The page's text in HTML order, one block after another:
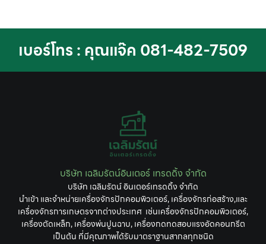
เบอร์โทร : คุณแจ๊ค 081-482-7509
บริษัท เฉลิมรัตน์อินเตอร์ เทรดดิ้ง จำกัด
บริษัท เฉลิมรัตน์ อินเตอร์เทรดดิ้ง จำกัด
นำเข้า และจำหน่ายเครื่องจักรปักคอมพิวเตอร์, เครื่องจักรก่อสร้าง,และ
เครื่องจักรการเกษตรจากต่างประเทศ เช่นเครื่องจักรปักคอมพิวเตอร์,
เครื่องตัดเหล็ก, เครื่องพ่นปูนฉาบ, เครื่องกดทดสอบแรงอัดคอนกรีต
เป็นต้น ที่มีคุณภาพได้รับมาตราฐานสากลทุกชนิด